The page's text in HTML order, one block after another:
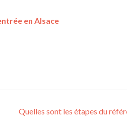
en Alsace
Quelles sont les étapes du